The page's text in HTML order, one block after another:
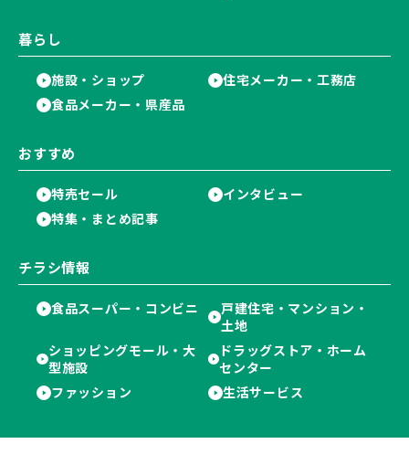
暮らし
施設・ショップ
住宅メーカー・工務店
食品メーカー・県産品
おすすめ
特売セール
インタビュー
特集・まとめ記事
チラシ情報
食品スーパー・コンビニ
戸建住宅・マンション・
土地
ショッピングモール・大
型施設
ドラッグストア・ホーム
センター
ファッション
生活サービス